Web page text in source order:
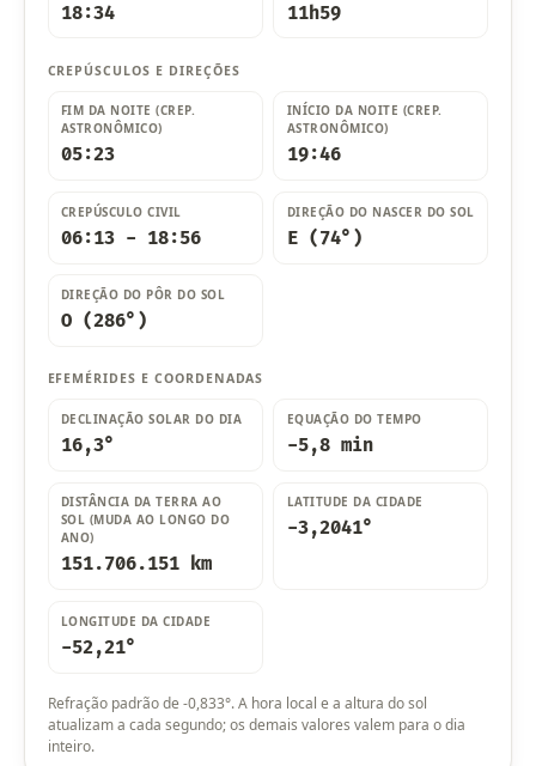
18:34 11h59
CREPÚSCULOS E DIREÇÕES
FIM DA NOITE (CREP.
ASTRONÔMICO)
05:23
INÍCIO DA NOITE (CREP.
ASTRONÔMICO)
19:46
CREPÚSCULO CIVIL
06:13 - 18:56
DIREÇÃO DO NASCER DO SOL
E (74°)
DIREÇÃO DO PÔR DO SOL
O (286°)
EFEMÉRIDES E COORDENADAS
DECLINAÇÃO SOLAR DO DIA
16,3°
EQUAÇÃO DO TEMPO
-5,8 min
DISTÂNCIA DA TERRA AO
SOL (MUDA AO LONGO DO
ANO)
151.706.151 km
LATITUDE DA CIDADE
-3,2041°
LONGITUDE DA CIDADE
-52,21°
Refração padrão de -0,833°. A hora local e a altura do sol
atualizam a cada segundo; os demais valores valem para o dia
inteiro.